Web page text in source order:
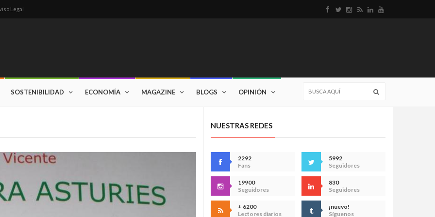
Legal
SOSTENIBILIDAD ECONOMÍA MAGAZINE BLOGS OPINIÓN
NUESTRAS REDES
2292
Fans
5992
Seguidores
19900
Seguidores
830
Seguidores
+ 6200
Lectores diarios
¡nuevo!
Síguenos